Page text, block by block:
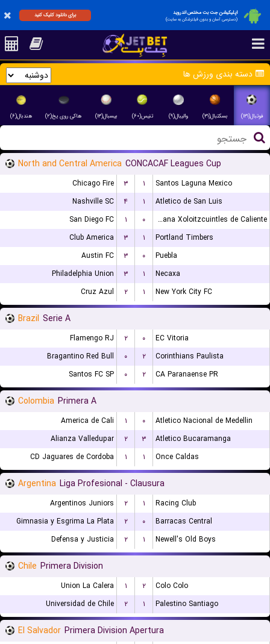
اپلیکیشن جت بت مختص اندروید
(دسترسی آسان و بدون فیلترشکن به سایت)
برای دانلود کلیک کنید
دسته بندی ورزش ها
فوتبال(۱۳۱) بسکتبال(۳۱) والیبال(۹) تنیس(۶۰) بیسبال(۱۳) هاکی روی یخ(۲) هندبال(۶)
North and Central America CONCACAF Leagues Cup
Chicago Fire ۳ ۱
Santos Laguna Mexico
Nashville SC
۴ ۱
Atletico de San Luis
San Diego FC
۱ ۰
Club Tijuana Xoloitzcuintles de Caliente
Club America
۳ ۱
Portland Timbers
Austin FC
۳ ۰
Puebla
Philadelphia Union
۳ ۱
Necaxa
Cruz Azul
۲ ۱ New York City FC
Brazil Serie A
Flamengo RJ ۲ ۰
EC Vitoria
Bragantino Red Bull
۰ ۲
Corinthians Paulista
Santos FC SP
۰ ۲ CA Paranaense PR
Colombia Primera A
America de Cali ۱ ۰
Atletico Nacional de Medellin
Alianza Valledupar
۲ ۳
Atletico Bucaramanga
CD Jaguares de Cordoba
۱ ۱ Once Caldas
Argentina Liga Profesional - Clausura
Argentinos Juniors ۲ ۱
Racing Club
Gimnasia y Esgrima La Plata
۲ ۰
Barracas Central
Defensa y Justicia
۲ ۱ Newell's Old Boys
Chile Primera Division
Union La Calera ۱ ۲
Colo Colo
Universidad de Chile
۲ ۱ Palestino Santiago
El Salvador Primera Division Apertura